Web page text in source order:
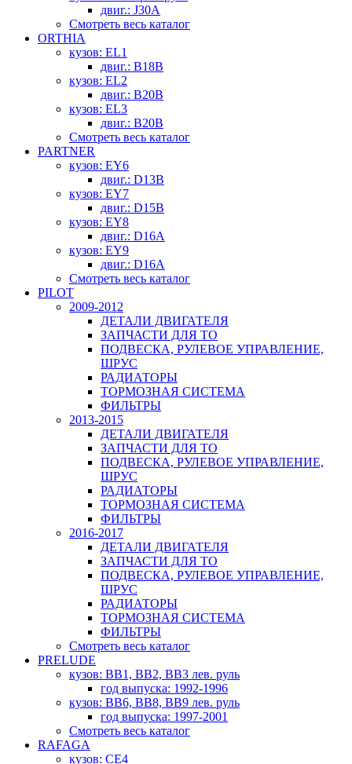
двиг.: J30A
Смотреть весь каталог
ORTHIA
кузов: EL1
двиг.: B18B
кузов: EL2
двиг.: B20B
кузов: EL3
двиг.: B20B
Смотреть весь каталог
PARTNER
кузов: EY6
двиг.: D13B
кузов: EY7
двиг.: D15B
кузов: EY8
двиг.: D16A
кузов: EY9
двиг.: D16A
Смотреть весь каталог
PILOT
2009-2012
ДЕТАЛИ ДВИГАТЕЛЯ
ЗАПЧАСТИ ДЛЯ ТО
ПОДВЕСКА, РУЛЕВОЕ УПРАВЛЕНИЕ,
ШРУС
РАДИАТОРЫ
ТОРМОЗНАЯ СИСТЕМА
ФИЛЬТРЫ
2013-2015
ДЕТАЛИ ДВИГАТЕЛЯ
ЗАПЧАСТИ ДЛЯ ТО
ПОДВЕСКА, РУЛЕВОЕ УПРАВЛЕНИЕ,
ШРУС
РАДИАТОРЫ
ТОРМОЗНАЯ СИСТЕМА
ФИЛЬТРЫ
2016-2017
ДЕТАЛИ ДВИГАТЕЛЯ
ЗАПЧАСТИ ДЛЯ ТО
ПОДВЕСКА, РУЛЕВОЕ УПРАВЛЕНИЕ,
ШРУС
РАДИАТОРЫ
ТОРМОЗНАЯ СИСТЕМА
ФИЛЬТРЫ
Смотреть весь каталог
PRELUDE
кузов: BB1, BB2, BB3 лев. руль
год выпуска: 1992-1996
кузов: BB6, BB8, BB9 лев. руль
год выпуска: 1997-2001
Смотреть весь каталог
RAFAGA
кузов: CE4